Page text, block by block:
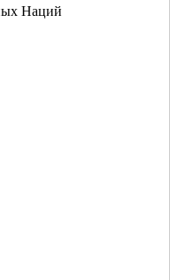
Наций